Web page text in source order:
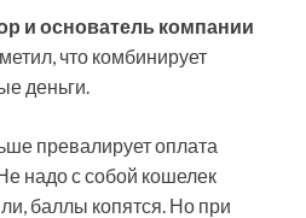
и основатель компании
что комбинирует
деньги.
превалирует оплата
надо с собой кошелек
баллы копятся. Но при